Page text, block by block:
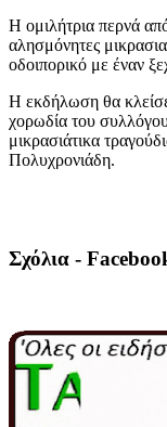
Η ομιλήτρια περνά
αλησμόνητες
οδοιπορικό με έναν
Η εκδήλωση θα
χορωδία του
μικρασιάτικα
Πολυχρονιάδη.
Σχόλια -